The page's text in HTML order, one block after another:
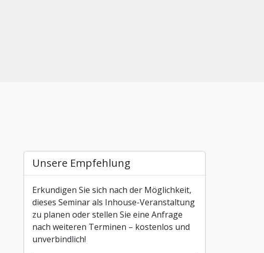
Unsere Empfehlung
Erkundigen Sie sich nach der Möglichkeit,
dieses Seminar als Inhouse-Veranstaltung
zu planen oder stellen Sie eine Anfrage
nach weiteren Terminen – kostenlos und
unverbindlich!